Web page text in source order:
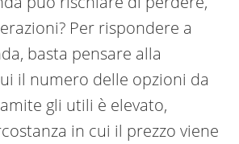
Per rispondere a
basta pensare alla
il numero delle opzioni da
gli utili è elevato,
in cui il prezzo viene